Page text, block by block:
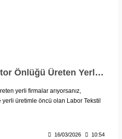
Yüksek Kaliteli Doktor Önlüğü Üreten Yerli Firmalar - Labor Tekstil
yerli firmalar arıyorsanız,
üretimle öncü olan Labor Tekstil
16/03/2026 10:54